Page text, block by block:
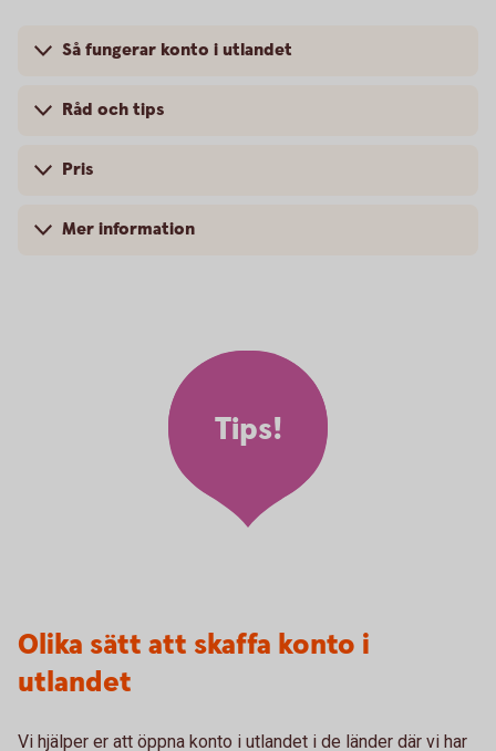
Så fungerar konto i utlandet
Råd och tips
Pris
Mer information
Tips!
Olika sätt att skaffa konto i
utlandet
Vi hjälper er att öppna konto i utlandet i de länder där vi har